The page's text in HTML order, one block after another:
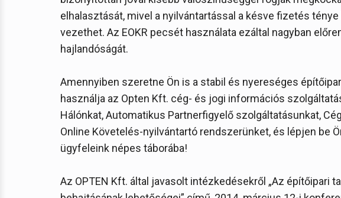
elhalasztását, mivel a nyilvántartással a késve fizetés
vezethet. Az EOKR pecsét használata ezáltal nagyban
hajlandóságát.
Amennyiben szeretne Ön is a stabil és nyereséges
használja az Opten Kft. cég- és jogi információs
Hálónkat, Automatikus Partnerfigyelő szolgáltatásunkat,
Online Követelés-nyilvántartó rendszerünket, és lépjen be
ügyfeleink népes táborába!
Az OPTEN Kft. által javasolt intézkedésekről „Az építőipari